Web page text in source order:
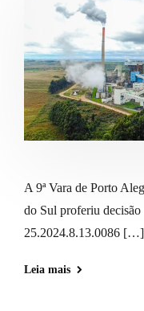
A 9ª Vara de Porto
do Sul proferiu decisão
25.2024.8.13.0086 […]
Leia mais